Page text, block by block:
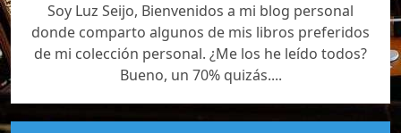
Soy Luz Seijo, Bienvenidos a mi blog personal
donde comparto algunos de mis libros preferidos
de mi colección personal. ¿Me los he leído todos?
Bueno, un 70% quizás....